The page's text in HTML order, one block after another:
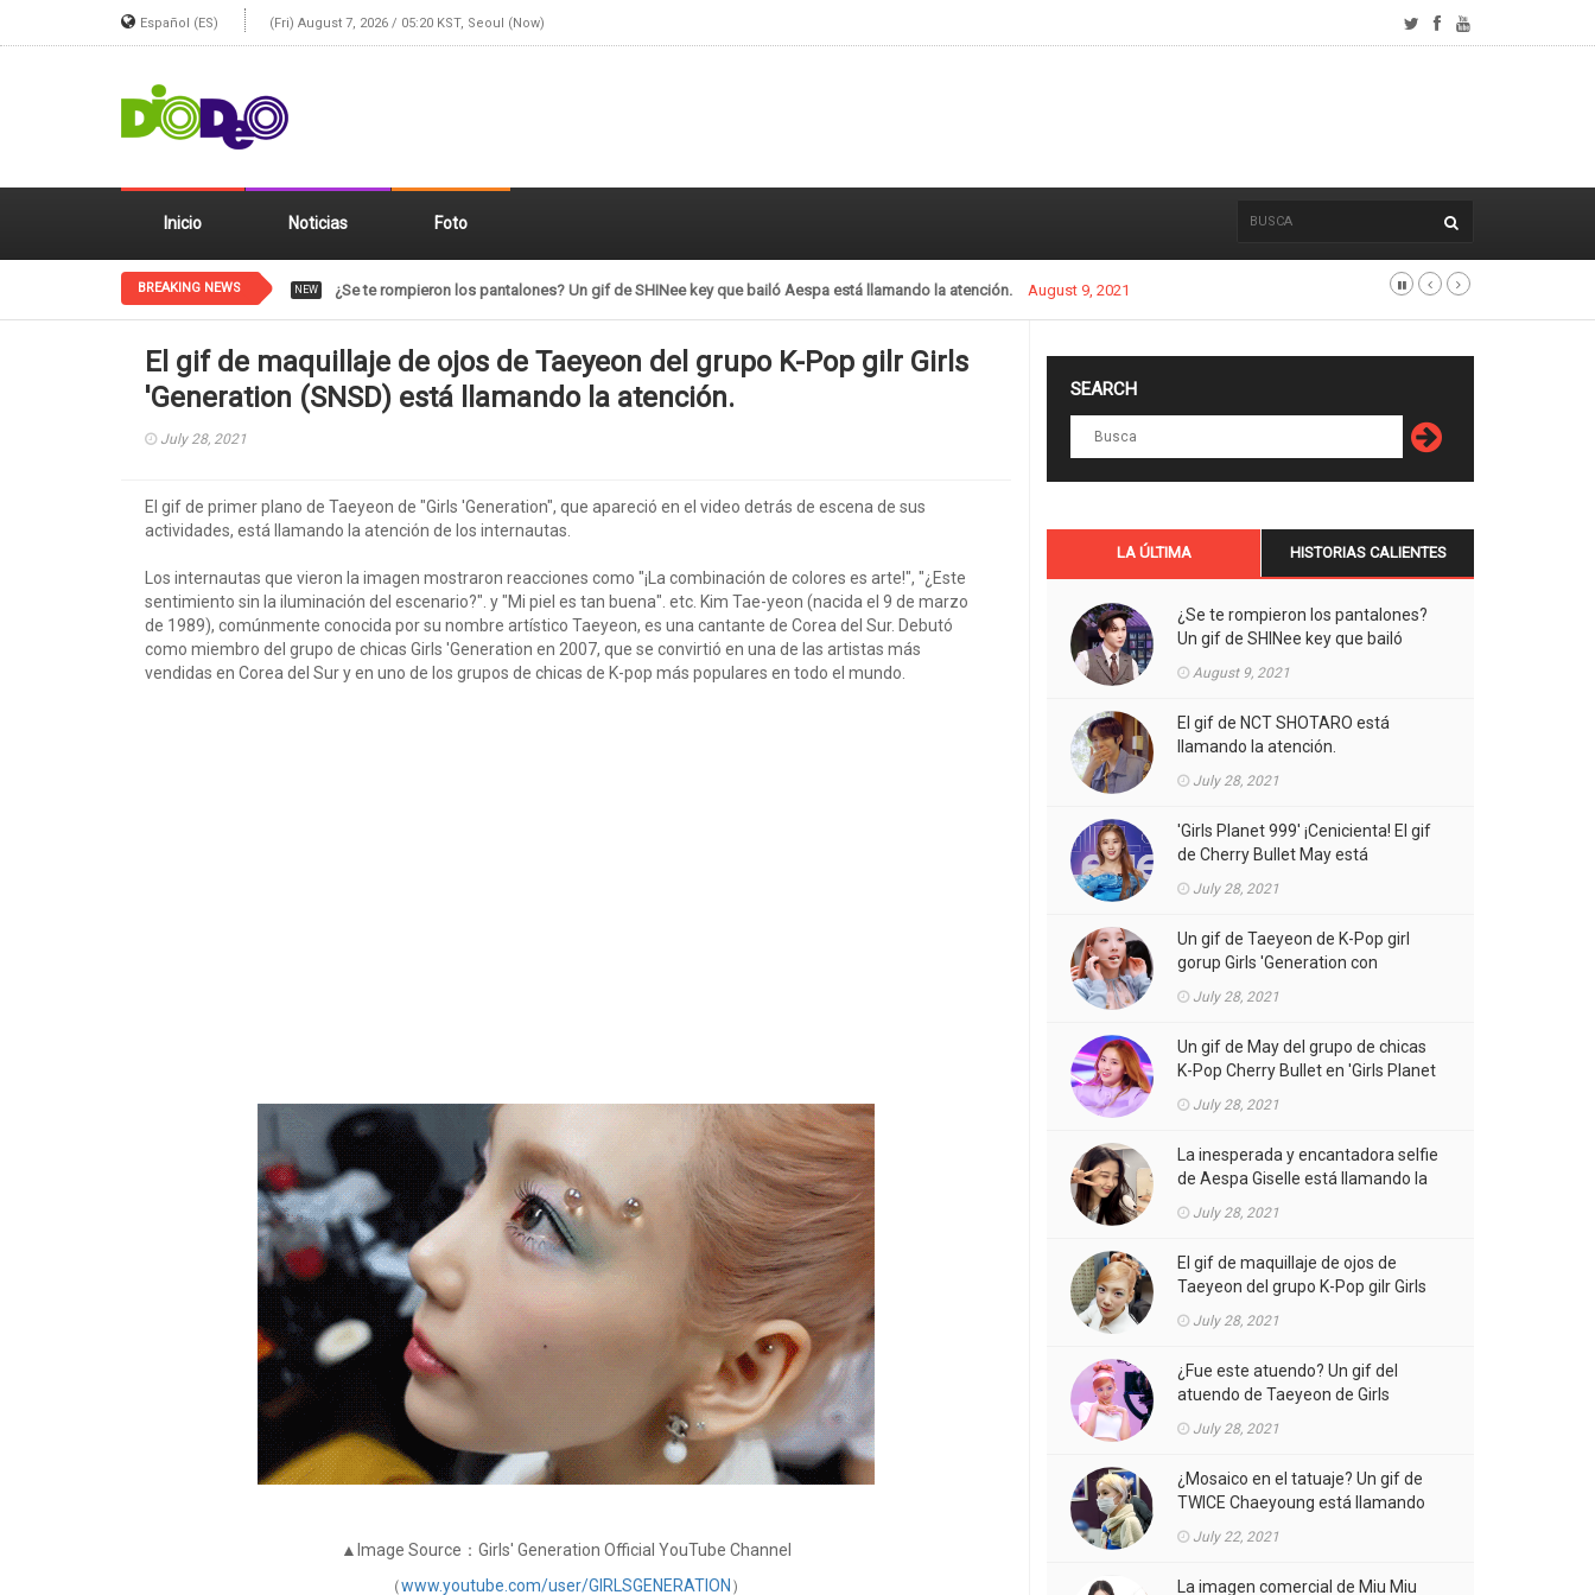
Español (ES) (Fri) August 7, 2026 / 05:20 KST, Seoul (Now)
Inicio Noticias Foto
BREAKING NEWS NEW ¿Se te rompieron los pantalones? Un gif de SHINee key que bailó Aespa está llamando la atención. August 9, 2021
El gif de maquillaje de ojos de Taeyeon del grupo K-Pop gilr Girls
'Generation (SNSD) está llamando la atención.
July 28, 2021
El gif de primer plano de Taeyeon de "Girls 'Generation", que apareció en el video detrás de escena de sus
actividades, está llamando la atención de los internautas.
Los internautas que vieron la imagen mostraron reacciones como "¡La combinación de colores es arte!", "¿Este
sentimiento sin la iluminación del escenario?". y "Mi piel es tan buena". etc. Kim Tae-yeon (nacida el 9 de marzo
de 1989), comúnmente conocida por su nombre artístico Taeyeon, es una cantante de Corea del Sur. Debutó
como miembro del grupo de chicas Girls 'Generation en 2007, que se convirtió en una de las artistas más
vendidas en Corea del Sur y en uno de los grupos de chicas de K-pop más populares en todo el mundo.
▲Image Source：Girls' Generation Official YouTube Channel
（www.youtube.com/user/GIRLSGENERATION ）
SEARCH
LA ÚLTIMA HISTORIAS CALIENTES
¿Se te rompieron los pantalones?
Un gif de SHINee key que bailó
August 9, 2021
El gif de NCT SHOTARO está
llamando la atención.
July 28, 2021
'Girls Planet 999' ¡Cenicienta! El gif
de Cherry Bullet May está
July 28, 2021
Un gif de Taeyeon de K-Pop girl
gorup Girls 'Generation con
la atención.
July 28, 2021
Un gif de May del grupo de chicas
K-Pop Cherry Bullet en 'Girls Planet
July 28, 2021
La inesperada y encantadora selfie
de Aespa Giselle está llamando la
July 28, 2021
El gif de maquillaje de ojos de
Taeyeon del grupo K-Pop gilr Girls
la atención.
July 28, 2021
¿Fue este atuendo? Un gif del
atuendo de Taeyeon de Girls
gorup en el MV está llamando la
July 28, 2021
¿Mosaico en el tatuaje? Un gif de
TWICE Chaeyoung está llamando
July 22, 2021
La imagen comercial de Miu Miu